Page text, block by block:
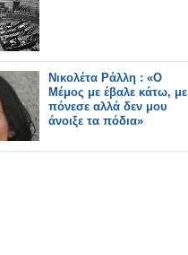
Νικολέτα Ράλλη : «Ο
Μέμος με έβαλε κάτω, με
πόνεσε αλλά δεν μου
άνοιξε τα πόδια»